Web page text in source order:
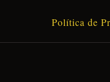
Política de